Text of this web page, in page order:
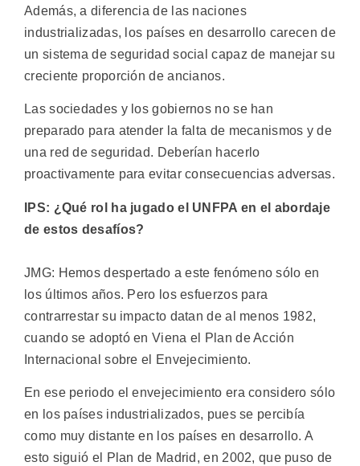
Además, a diferencia de las naciones
industrializadas, los países en desarrollo carecen de
un sistema de seguridad social capaz de manejar su
creciente proporción de ancianos.
Las sociedades y los gobiernos no se han
preparado para atender la falta de mecanismos y de
una red de seguridad. Deberían hacerlo
proactivamente para evitar consecuencias adversas.
IPS: ¿Qué rol ha jugado el UNFPA en el abordaje
de estos desafíos?
JMG: Hemos despertado a este fenómeno sólo en
los últimos años. Pero los esfuerzos para
contrarrestar su impacto datan de al menos 1982,
cuando se adoptó en Viena el Plan de Acción
Internacional sobre el Envejecimiento.
En ese periodo el envejecimiento era considero sólo
en los países industrializados, pues se percibía
como muy distante en los países en desarrollo. A
esto siguió el Plan de Madrid, en 2002, que puso de